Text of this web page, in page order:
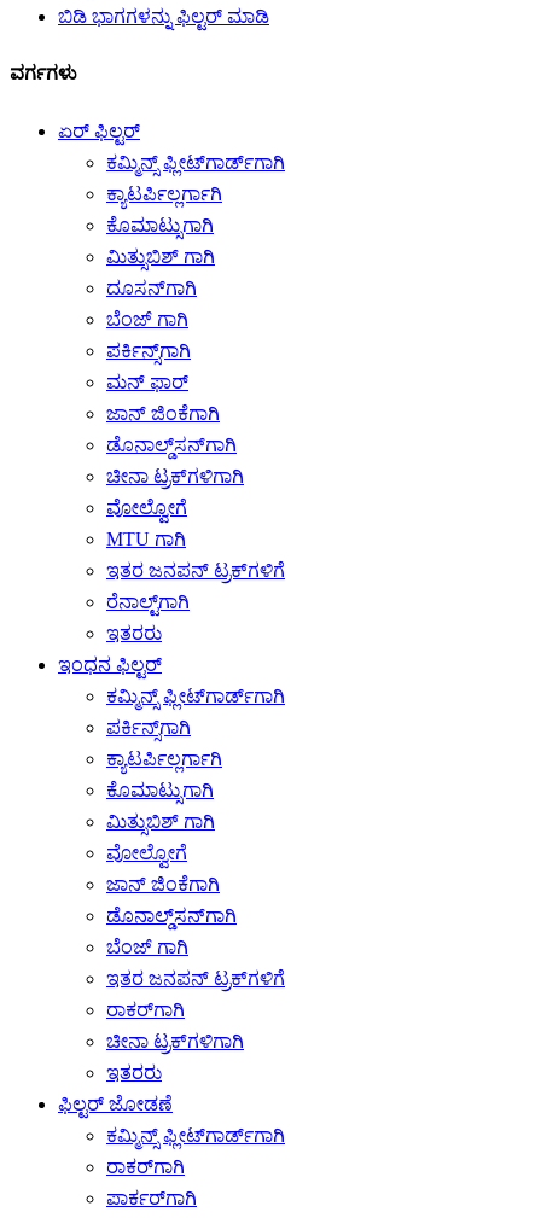
ಬಿಡಿ ಭಾಗಗಳನ್ನು ಫಿಲ್ಟರ್ ಮಾಡಿ
ವರ್ಗಗಳು
ಏರ್ ಫಿಲ್ಟರ್
ಕಮ್ಮಿನ್ಸ್ ಫ್ಲೀಟ್‌ಗಾರ್ಡ್‌ಗಾಗಿ
ಕ್ಯಾಟರ್ಪಿಲ್ಲರ್ಗಾಗಿ
ಕೊಮಾಟ್ಸುಗಾಗಿ
ಮಿತ್ಸುಬಿಶ್ ಗಾಗಿ
ದೂಸನ್‌ಗಾಗಿ
ಬೆಂಜ್ ಗಾಗಿ
ಪರ್ಕಿನ್ಸ್‌ಗಾಗಿ
ಮನ್ ಫಾರ್
ಜಾನ್ ಜಿಂಕೆಗಾಗಿ
ಡೊನಾಲ್ಡ್‌ಸನ್‌ಗಾಗಿ
ಚೀನಾ ಟ್ರಕ್‌ಗಳಿಗಾಗಿ
ವೋಲ್ವೋಗೆ
MTU ಗಾಗಿ
ಇತರ ಜನಪನ್ ಟ್ರಕ್‌ಗಳಿಗೆ
ರೆನಾಲ್ಟ್‌ಗಾಗಿ
ಇತರರು
ಇಂಧನ ಫಿಲ್ಟರ್
ಕಮ್ಮಿನ್ಸ್ ಫ್ಲೀಟ್‌ಗಾರ್ಡ್‌ಗಾಗಿ
ಪರ್ಕಿನ್ಸ್‌ಗಾಗಿ
ಕ್ಯಾಟರ್ಪಿಲ್ಲರ್ಗಾಗಿ
ಕೊಮಾಟ್ಸುಗಾಗಿ
ಮಿತ್ಸುಬಿಶ್ ಗಾಗಿ
ವೋಲ್ವೋಗೆ
ಜಾನ್ ಜಿಂಕೆಗಾಗಿ
ಡೊನಾಲ್ಡ್‌ಸನ್‌ಗಾಗಿ
ಬೆಂಜ್ ಗಾಗಿ
ಇತರ ಜನಪನ್ ಟ್ರಕ್‌ಗಳಿಗೆ
ರಾಕರ್‌ಗಾಗಿ
ಚೀನಾ ಟ್ರಕ್‌ಗಳಿಗಾಗಿ
ಇತರರು
ಫಿಲ್ಟರ್ ಜೋಡಣೆ
ಕಮ್ಮಿನ್ಸ್ ಫ್ಲೀಟ್‌ಗಾರ್ಡ್‌ಗಾಗಿ
ರಾಕರ್‌ಗಾಗಿ
ಪಾರ್ಕರ್‌ಗಾಗಿ